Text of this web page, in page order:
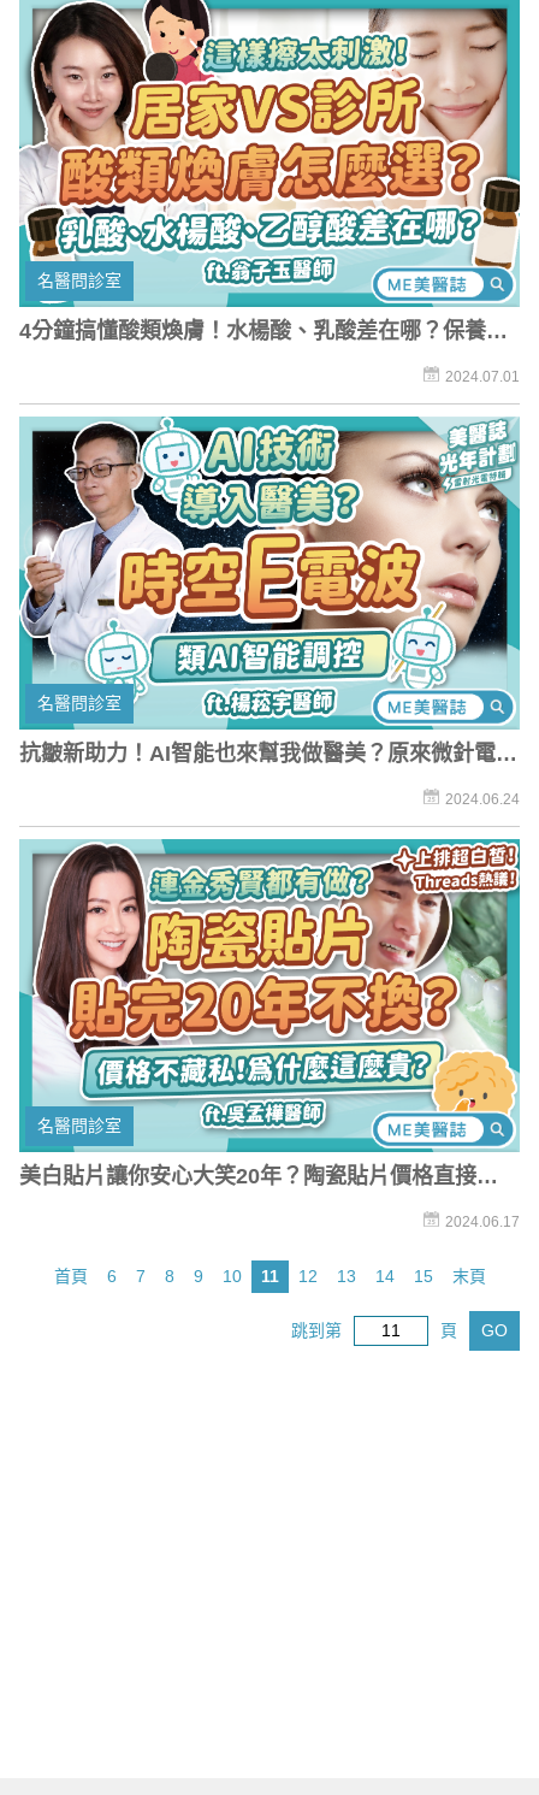
名醫問診室
4分鐘搞懂酸類煥膚！水楊酸、乳酸差在哪？保養避
2024.07.01
名醫問診室
抗皺新助力！AI智能也來幫我做醫美？原來微針電波
2024.06.24
名醫問診室
美白貼片讓你安心大笑20年？陶瓷貼片價格直接
2024.06.17
首頁 6 7 8 9 10 11 12 13 14 15 末頁
跳到第 頁 GO